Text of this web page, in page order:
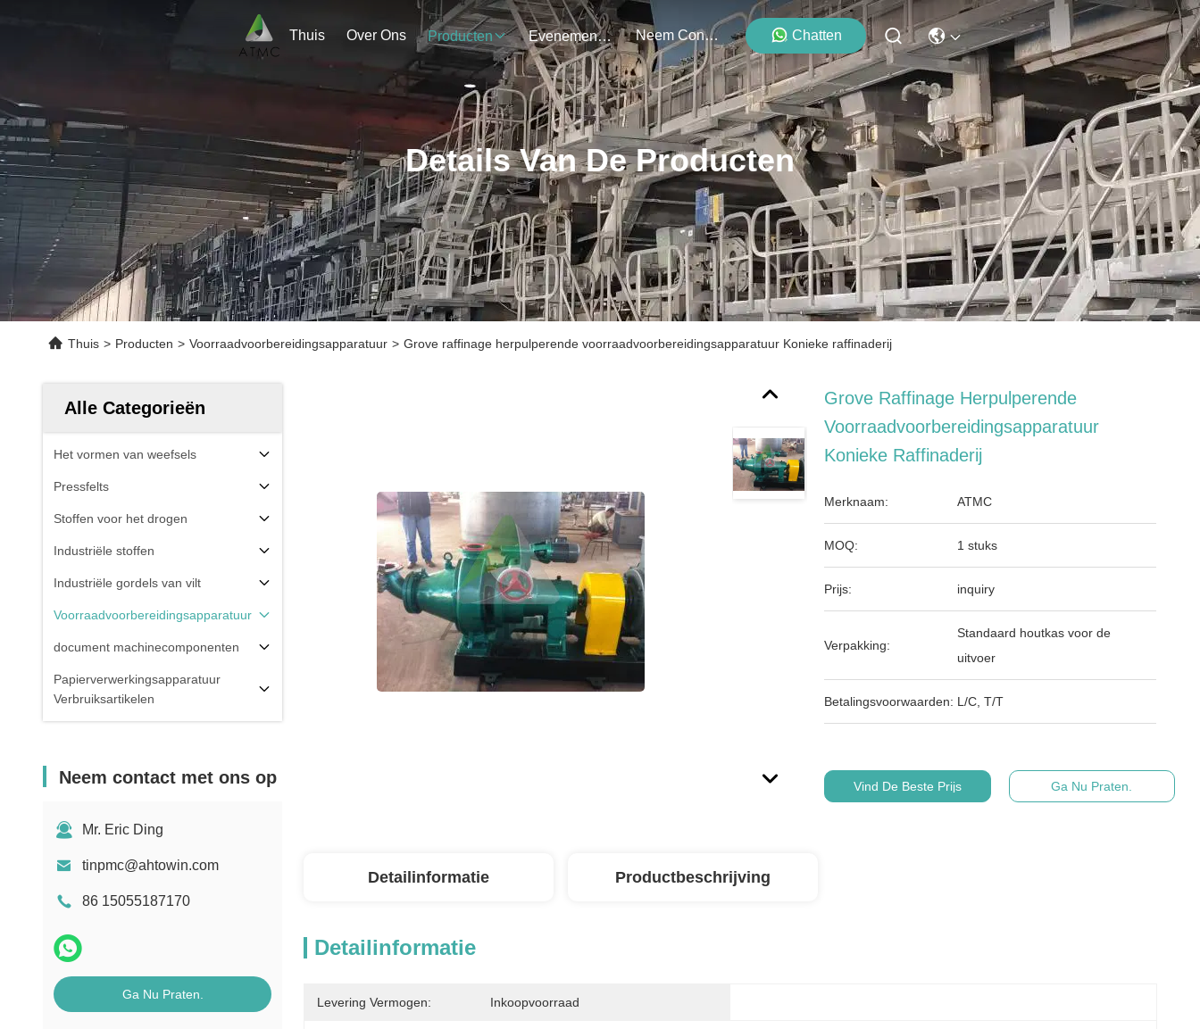
Thuis Over Ons Producten Evenementen Neem Contact Met Ons Op Chatten
Details Van De Producten
Thuis > Producten > Voorraadvoorbereidingsapparatuur > Grove raffinage herpulperende voorraadvoorbereidingsapparatuur Konieke raffinaderij
Alle Categorieën
Het vormen van weefsels
Pressfelts
Stoffen voor het drogen
Industriële stoffen
Industriële gordels van vilt
Voorraadvoorbereidingsapparatuur
document machinecomponenten
Papierverwerkingsapparatuur
Verbruiksartikelen
Neem contact met ons op
Mr. Eric Ding
tinpmc@ahtowin.com
86 15055187170
Ga Nu Praten.
Grove Raffinage Herpulperende
Voorraadvoorbereidingsapparatuur
Konieke Raffinaderij
Merknaam: ATMC
MOQ: 1 stuks
Prijs: inquiry
Verpakking:
Standaard houtkas voor de
uitvoer
Betalingsvoorwaarden: L/C, T/T
Vind De Beste Prijs Ga Nu Praten.
Detailinformatie Productbeschrijving
Detailinformatie
Levering Vermogen: Inkoopvoorraad